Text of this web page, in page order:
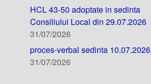
HCL 43-50 adoptate in sedinta
Consiliului Local din 29.07.2026
31/07/2026
proces-verbal sedinta 10.07.2026
31/07/2026